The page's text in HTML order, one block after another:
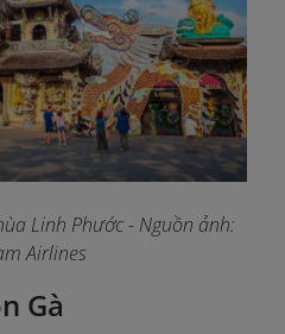
Linh Phước- Nguồn ảnh:
Airlines
Gà